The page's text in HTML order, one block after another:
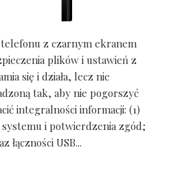
z czarnym ekranem
plików i ustawień z
się i działa, lecz nie
tak, aby nie pogorszyć
integralności informacji: (1)
i potwierdzenia zgód;
łączności USB...